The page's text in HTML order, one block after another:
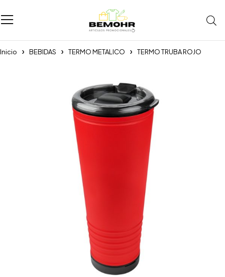
Inicio BEBIDAS TERMO METALICO TERMO TRUBA ROJO